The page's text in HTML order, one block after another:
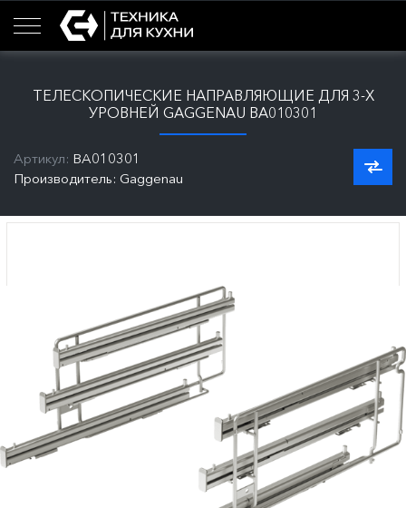
ТЕЛЕСКОПИЧЕСКИЕ НАПРАВЛЯЮЩИЕ ДЛЯ 3-Х
УРОВНЕЙ GAGGENAU BA010301
Артикул: BA010301
Производитель: Gaggenau